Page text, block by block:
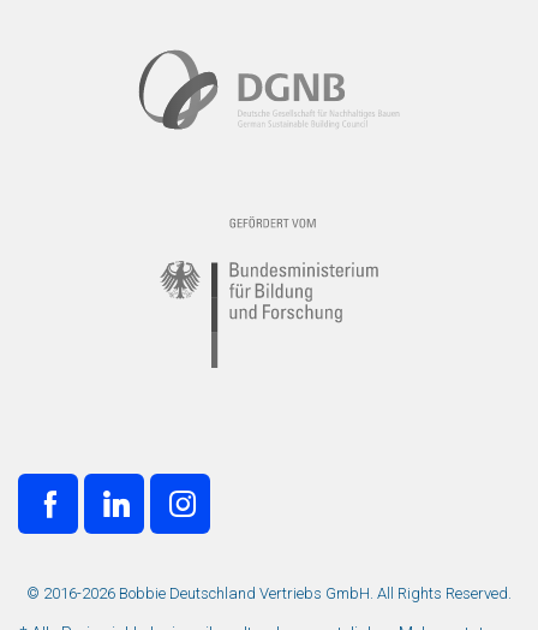
© 2016-2026 Bobbie Deutschland Vertriebs GmbH. All Rights Reserved.